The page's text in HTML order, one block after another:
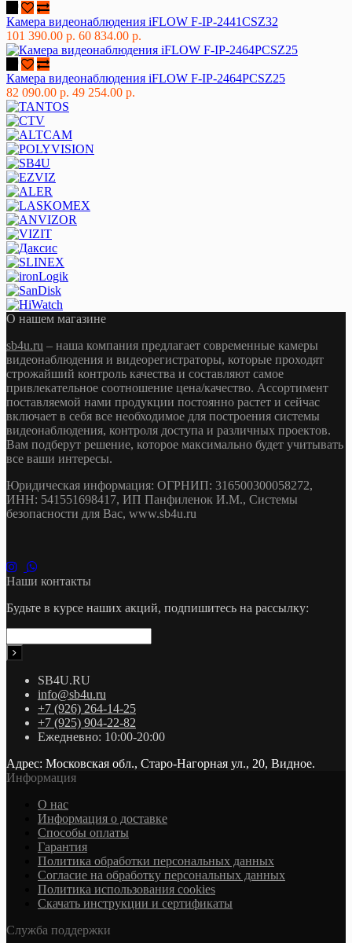
Камера видеонаблюдения iFLOW F-IP-2441CSZ32
101 390.00 р. 60 834.00 р.
Камера видеонаблюдения iFLOW F-IP-2464PCSZ25
82 090.00 р. 49 254.00 р.
О нашем магазине
sb4u.ru – наша компания предлагает современные камеры
видеонаблюдения и видеорегистраторы, которые проходят
строжайший контроль качества и составляют самое
привлекательное соотношение цена/качество. Ассортимент
поставляемой нами продукции постоянно растет и сейчас
включает в себя все необходимое для построения системы
видеонаблюдения, контроля доступа и различных проектов.
Вам подберут решение, которое максимально будет учитывать
все ваши интересы.
Юридическая информация: ОГРНИП: 316500300058272,
ИНН: 541551698417, ИП Панфиленок И.М., Системы
безопасности для Вас, www.sb4u.ru
Наши контакты
Будьте в курсе наших акций, подпишитесь на рассылку:
SB4U.RU
info@sb4u.ru
+7 (926) 264-14-25
+7 (925) 904-22-82
Ежедневно: 10:00-20:00
Адрес: Московская обл., Старо-Нагорная ул., 20, Видное.
Информация
О нас
Информация о доставке
Cпособы оплаты
Гарантия
Политика обработки персональных данных
Согласие на обработку персональных данных
Политика использования cookies
Скачать инструкции и сертификаты
Служба поддержки